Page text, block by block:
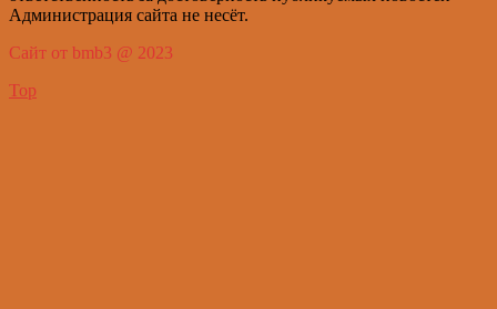
Администрация сайта не несёт.
Сайт от bmb3 @ 2023
Top